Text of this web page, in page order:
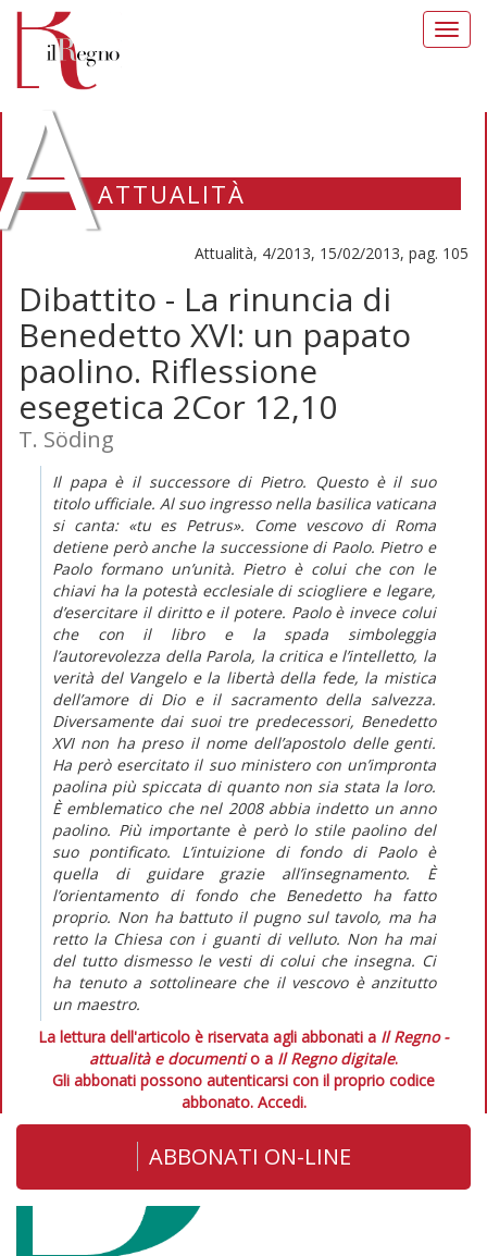
ATTUALITÀ
Attualità, 4/2013, 15/02/2013, pag. 105
Dibattito - La rinuncia di
Benedetto XVI: un papato
paolino. Riflessione
esegetica 2Cor 12,10
T. Söding
Il papa è il successore di Pietro. Questo è il suo
titolo ufficiale. Al suo ingresso nella basilica vaticana
si canta: «tu es Petrus». Come vescovo di Roma
detiene però anche la successione di Paolo. Pietro e
Paolo formano un’unità. Pietro è colui che con le
chiavi ha la potestà ecclesiale di sciogliere e legare,
d’esercitare il diritto e il potere. Paolo è invece colui
che con il libro e la spada simboleggia
l’autorevolezza della Parola, la critica e l’intelletto, la
verità del Vangelo e la libertà della fede, la mistica
dell’amore di Dio e il sacramento della salvezza.
Diversamente dai suoi tre predecessori, Benedetto
XVI non ha preso il nome dell’apostolo delle genti.
Ha però esercitato il suo ministero con un’impronta
paolina più spiccata di quanto non sia stata la loro.
È emblematico che nel 2008 abbia indetto un anno
paolino. Più importante è però lo stile paolino del
suo pontificato. L’intuizione di fondo di Paolo è
quella di guidare grazie all’insegnamento. È
l’orientamento di fondo che Benedetto ha fatto
proprio. Non ha battuto il pugno sul tavolo, ma ha
retto la Chiesa con i guanti di velluto. Non ha mai
del tutto dismesso le vesti di colui che insegna. Ci
ha tenuto a sottolineare che il vescovo è anzitutto
un maestro.
La lettura dell'articolo è riservata agli abbonati a Il Regno -
attualità e documentio a Il Regno digitale.
Gli abbonati possono autenticarsi con il proprio codice
abbonato. Accedi.
ABBONATI ON-LINE